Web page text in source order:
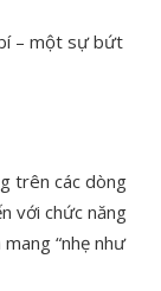
– một sự bứt
trên các dòng
với chức năng
“nhẹ như